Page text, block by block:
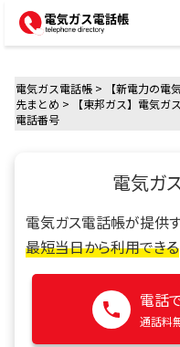
電気ガス電話帳 >
【新電力の
先まとめ >
【東邦ガス】電気ガ
電話番号
電気ガ
電気ガス電話帳が提供
最短当日から利用できる
電話
通話料